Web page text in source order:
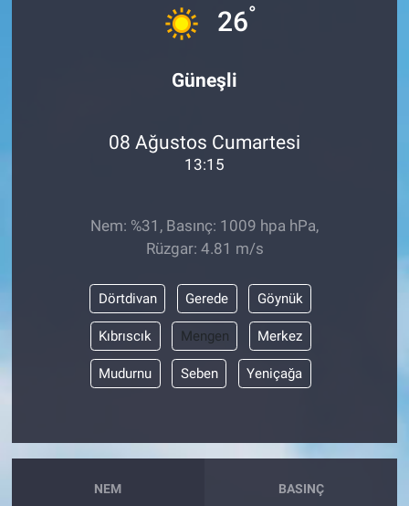
26°
Güneşli
08 Ağustos Cumartesi
13:15
Nem: %31, Basınç: 1009 hpa hPa,
Rüzgar: 4.81 m/s
Dörtdivan Gerede Göynük
Kıbrıscık Mengen Merkez
Mudurnu Seben Yeniçağa
NEM BASINÇ